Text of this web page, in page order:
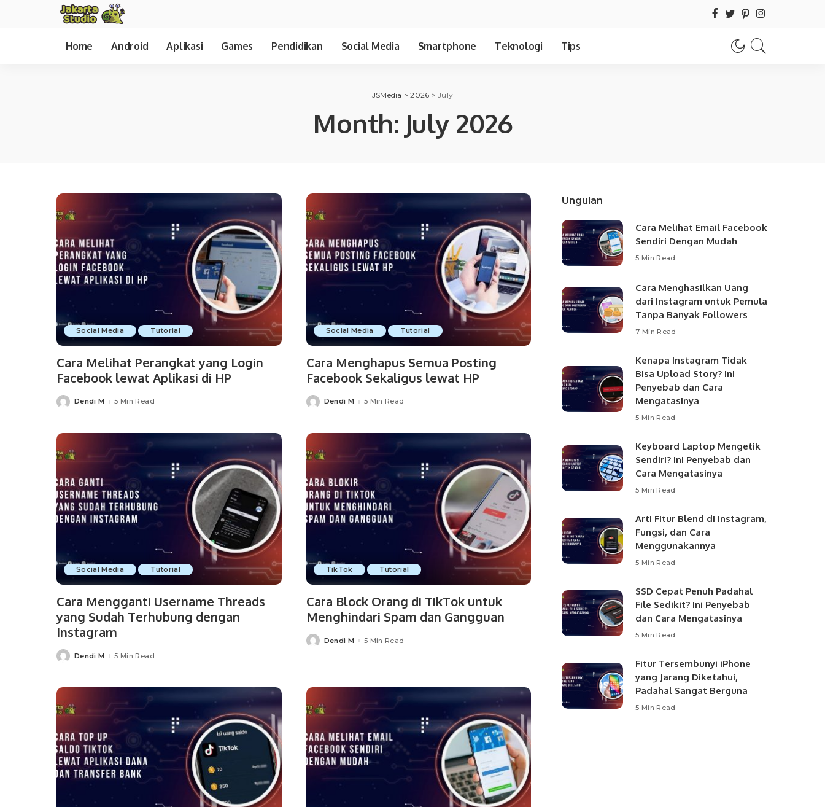
Home Android Aplikasi Games Pendidikan Social Media Smartphone Teknologi Tips
JSMedia >2026 >July
Month: July 2026
Social Media Tutorial
Cara Melihat Perangkat yang Login
Facebook lewat Aplikasi di HP
PostedDendi M 5 Min Read
Social Media Tutorial
Cara Menghapus Semua Posting
Facebook Sekaligus lewat HP
PostedDendi M 5 Min Read
Social Media Tutorial
Cara Mengganti Username Threads
yang Sudah Terhubung dengan
Instagram
PostedDendi M 5 Min Read
TikTok Tutorial
Cara Block Orang di TikTok untuk
Menghindari Spam dan Gangguan
PostedDendi M 5 Min Read
Ungulan
Cara Melihat Email Facebook
Sendiri Dengan Mudah
5 Min Read
Cara Menghasilkan Uang
dari Instagram untuk Pemula
Tanpa Banyak Followers
7 Min Read
Kenapa Instagram Tidak
Bisa Upload Story? Ini
Penyebab dan Cara
Mengatasinya
5 Min Read
Keyboard Laptop Mengetik
Sendiri? Ini Penyebab dan
Cara Mengatasinya
5 Min Read
Arti Fitur Blend di Instagram,
Fungsi, dan Cara
Menggunakannya
5 Min Read
SSD Cepat Penuh Padahal
File Sedikit? Ini Penyebab
dan Cara Mengatasinya
5 Min Read
Fitur Tersembunyi iPhone
yang Jarang Diketahui,
Padahal Sangat Berguna
5 Min Read